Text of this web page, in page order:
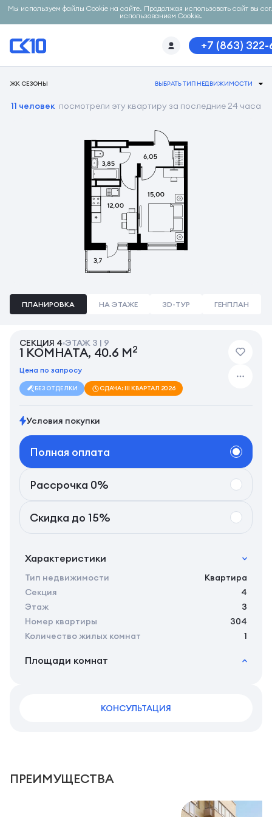
Мы используем файлы Cookie на сайте. Продолжая использовать сайт вы
использованием Cookie.
+7 (863)
ЖК СЕЗОНЫ ВЫБРАТЬ ТИП НЕДВИЖИМОСТИ
11 человек посмотрели эту квартиру за последние 24 часа
ПЛАНИРОВКА НА ЭТАЖЕ 3D-ТУР ГЕНПЛАН
СЕКЦИЯ 4 ЭТАЖ 3 | 9
1 КОМНАТА, 40.6 М2
Цена по запросу
БЕЗ ОТДЕЛКИ СДАЧА: III КВАРТАЛ 2026
Условия покупки
Полная оплата
Рассрочка 0%
Скидка до 15%
Характеристики
Тип недвижимости
Квартира
Секция
4
Этаж
3
Номер квартиры
304
Количество жилых комнат
1
Площади комнат
КОНСУЛЬТАЦИЯ
ПРЕИМУЩЕСТВА